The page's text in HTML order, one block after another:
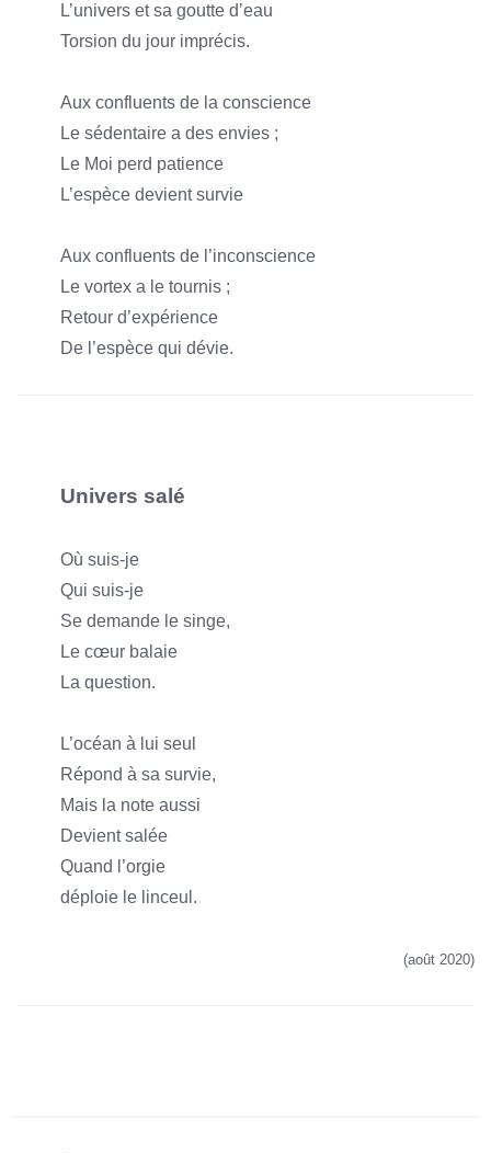
L’univers et sa goutte d’eau
Torsion du jour imprécis.
Aux confluents de la conscience
Le sédentaire a des envies ;
Le Moi perd patience
L’espèce devient survie
Aux confluents de l’inconscience
Le vortex a le tournis ;
Retour d’expérience
De l’espèce qui dévie.
Univers salé
Où suis-je
Qui suis-je
Se demande le singe,
Le cœur balaie
La question.
L’océan à lui seul
Répond à sa survie,
Mais la note aussi
Devient salée
Quand l’orgie
déploie le linceul.
(août 2020)